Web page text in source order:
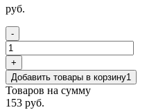
руб.
-
+
Добавить товары в корзину1
Товаров на сумму
153 руб.